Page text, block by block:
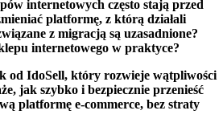
internetowych często stają przed
platformę, z którą działali
z migracją są uzasadnione?
internetowego w praktyce?
od IdoSell, który rozwieje wątpliwości
jak szybko i bezpiecznie przenieść
platformę e-commerce, bez straty